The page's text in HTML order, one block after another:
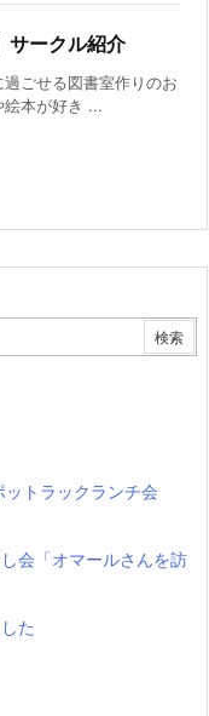
サークル紹介
ごせる図書室作りのお
絵本が好き ...
ットラックランチ会
会「オマールさんを訪
た